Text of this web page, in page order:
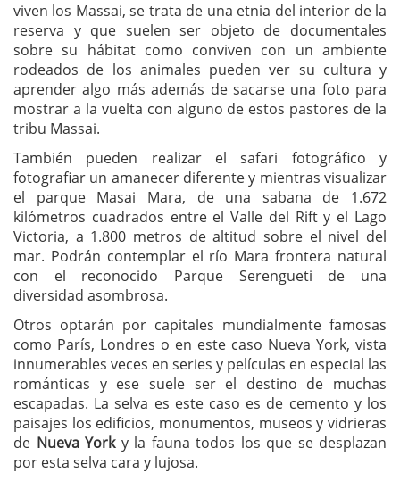
viven los Massai, se trata de una etnia del interior de la
reserva y que suelen ser objeto de documentales
sobre su hábitat como conviven con un ambiente
rodeados de los animales pueden ver su cultura y
aprender algo más además de sacarse una foto para
mostrar a la vuelta con alguno de estos pastores de la
tribu Massai.
También pueden realizar el safari fotográfico y
fotografiar un amanecer diferente y mientras visualizar
el parque Masai Mara, de una sabana de 1.672
kilómetros cuadrados entre el Valle del Rift y el Lago
Victoria, a 1.800 metros de altitud sobre el nivel del
mar. Podrán contemplar el río Mara frontera natural
con el reconocido Parque Serengueti de una
diversidad asombrosa.
Otros optarán por capitales mundialmente famosas
como París, Londres o en este caso Nueva York, vista
innumerables veces en series y películas en especial las
románticas y ese suele ser el destino de muchas
escapadas. La selva es este caso es de cemento y los
paisajes los edificios, monumentos, museos y vidrieras
de Nueva Yorky la fauna todos los que se desplazan
por esta selva cara y lujosa.